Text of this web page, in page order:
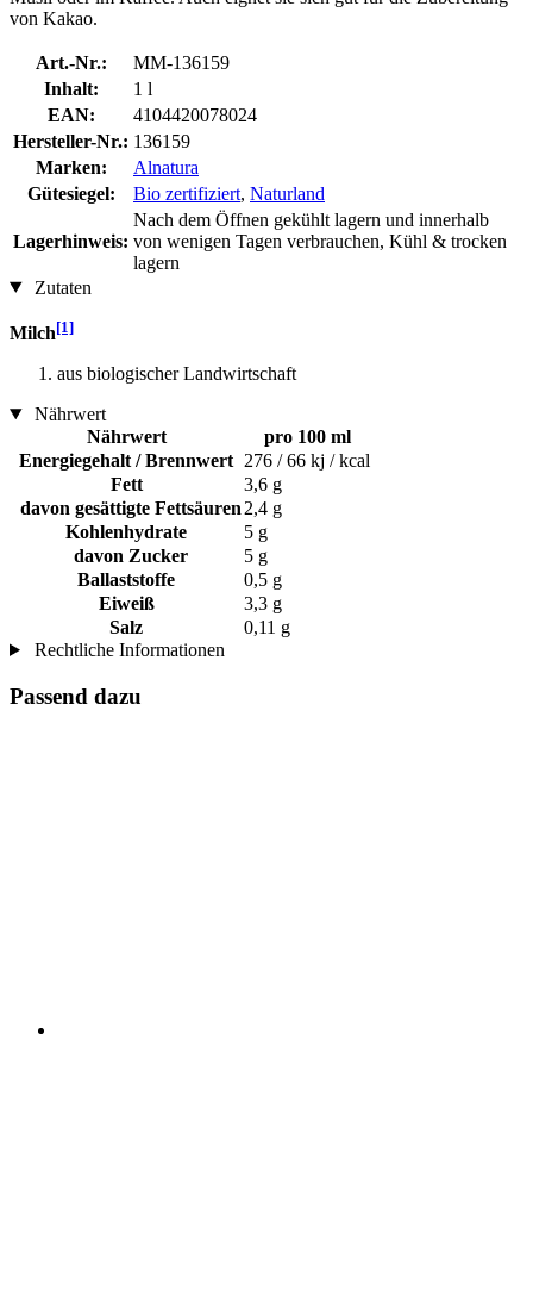
von Kakao.
Art.-Nr.:
MM-136159
Inhalt:
1 l
EAN:
4104420078024
Hersteller-Nr.: 136159
Marken:
Alnatura
Gütesiegel:
Bio zertifiziert, Naturland
Lagerhinweis:
Nach dem Öffnen gekühlt lagern und innerhalb
von wenigen Tagen verbrauchen, Kühl & trocken
lagern
Zutaten
Milch[1]
aus biologischer Landwirtschaft
Nährwert
Nährwert
pro 100 ml
Energiegehalt / Brennwert 276 / 66 kj / kcal
Fett
3,6 g
davon gesättigte Fettsäuren 2,4 g
Kohlenhydrate
5 g
davon Zucker
5 g
Ballaststoffe
0,5 g
Eiweiß
3,3 g
Salz
0,11 g
Rechtliche Informationen
Passend dazu